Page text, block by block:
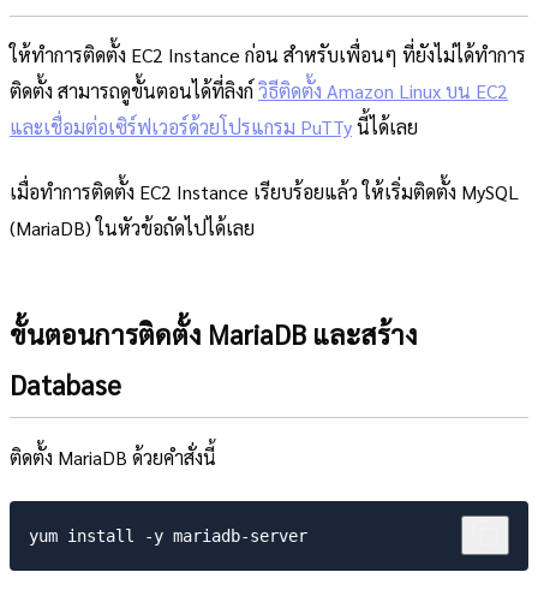
ให้ทำการติดตั้ง EC2 Instance ก่อน สำหรับเพื่อนๆ ที่ยังไม่ได้ทำการ
ติดตั้ง สามารถดูขั้นตอนได้ที่ลิงก์ วิธีติดตั้ง Amazon Linux บน EC2
และเชื่อมต่อเซิร์ฟเวอร์ด้วยโปรแกรม PuTTyนี้ได้เลย
เมื่อทำการติดตั้ง EC2 Instance เรียบร้อยแล้ว ให้เริ่มติดตั้ง MySQL
(MariaDB) ในหัวข้อถัดไปได้เลย
ขั้นตอนการติดตั้ง MariaDB และสร้าง
Database
ติดตั้ง MariaDB ด้วยคำสั่งนี้